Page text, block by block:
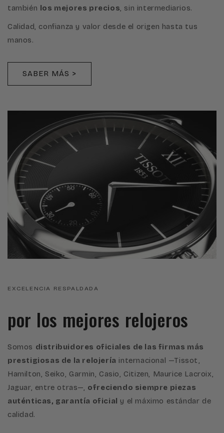
también los mejores precios, sin intermediarios.
Calidad, confianza y valor desde el origen hasta tus
manos.
SABER MÁS >
EXCELENCIA RESPALDADA
por los mejores relojeros
Somos distribuidores oficiales de las firmas más
prestigiosas de la relojería internacional —Tissot,
Hamilton, Seiko, Garmin, Casio, Citizen, Maurice Lacroix,
Jaguar, entre otras—, ofreciendo siempre piezas
auténticas, garantía oficial y el máximo estándar de
calidad.